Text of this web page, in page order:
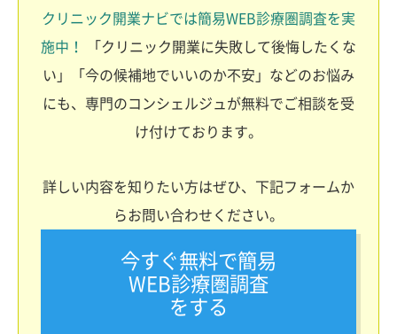
クリニック開業ナビでは簡易WEB診療圏調査を実
施中！
「クリニック開業に失敗して後悔したくな
い」「今の候補地でいいのか不安」などのお悩み
にも、専門のコンシェルジュが無料でご相談を受
け付けております。
詳しい内容を知りたい方はぜひ、下記フォームか
らお問い合わせください。
今すぐ無料で簡易
WEB診療圏調査
をする